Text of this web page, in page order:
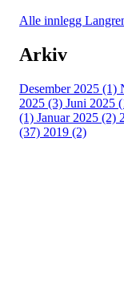
Alle innlegg
Arkiv
Desember 2025 (1)
2025 (3) Juni 2025
(1) Januar 2025 (2)
(37) 2019 (2)